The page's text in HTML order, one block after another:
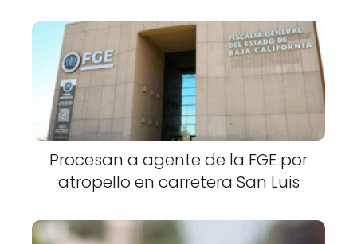
Procesan a agente de la FGE por
atropello en carretera San Luis